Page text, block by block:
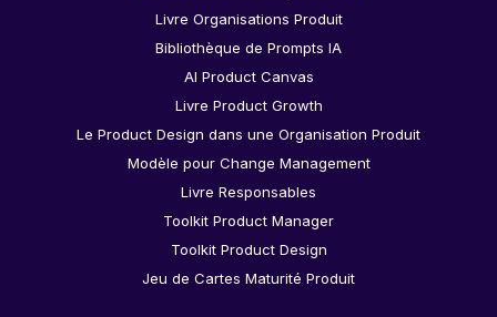
Livre Organisations Produit
Bibliothèque de Prompts IA
AI Product Canvas
Livre Product Growth
Le Product Design dans une Organisation Produit
Modèle pour Change Management
Livre Responsables
Toolkit Product Manager
Toolkit Product Design
Jeu de Cartes Maturité Produit